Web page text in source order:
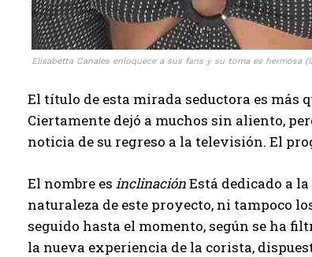
Elisabetta Canales enloquece a sus fans y su toma es hermosa
El título de esta mirada seductora es más
Ciertamente dejó a muchos sin aliento,
noticia de su regreso a la televisión. El
El nombre es inclinaciónEstá dedicado a
naturaleza de este proyecto, ni tampoco
seguido hasta el momento, según se ha
la nueva experiencia de la corista,